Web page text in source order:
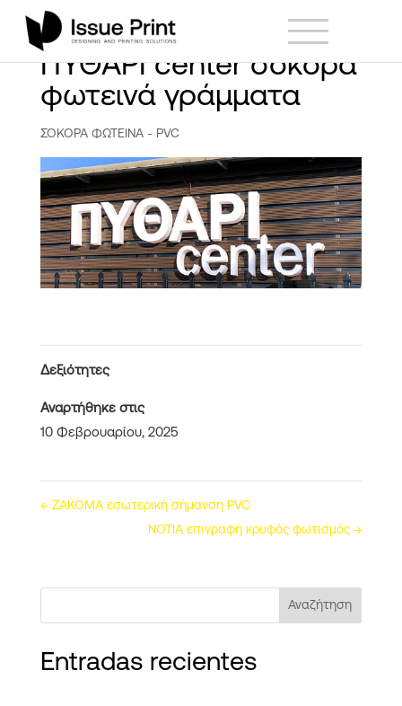
ΠΥΘΑΡΙ center σόκορα
φωτεινά γράμματα
ΣΟΚΟΡΑ ΦΩΤΕΙΝΑ - PVC
Δεξιότητες
Αναρτήθηκε στις
10 Φεβρουαρίου, 2025
←ZAKOMA εσωτερική σήμανση PVC
ΝΟΤΙΑ επιγραφή κρυφός φωτισμός→
Αναζήτηση
Entradas recientes